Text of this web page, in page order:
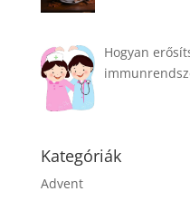
Hogyan
Kategóriák
Advent